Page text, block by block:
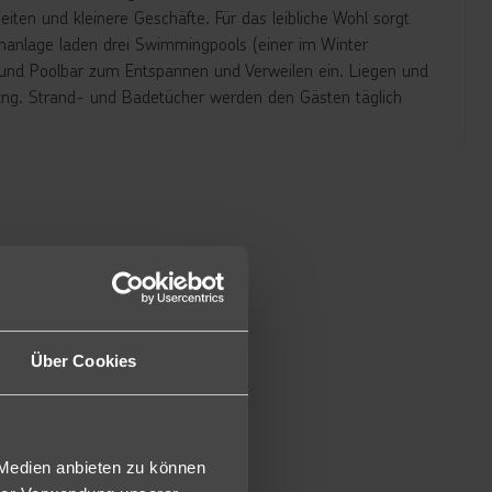
Über Cookies
anbieten zu können
und kleinere Geschäfte. Für das leibliche Wohl sorgt
laden drei Swimmingpools (einer im Winter
Poolbar zum Entspannen und Verweilen ein. Liegen und
Strand- und Badetücher werden den Gästen täglich
wie die Doppelzimmer etwas geräumiger (ca. 30 m²) und